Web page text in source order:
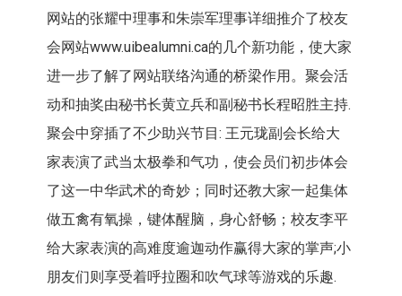
网站的张耀中理事和朱崇军理事详细推介了校友
会网站www.uibealumni.ca的几个新功能，使大家
进一步了解了网站联络沟通的桥梁作用。聚会活
动和抽奖由秘书长黄立兵和副秘书长程昭胜主持.
聚会中穿插了不少助兴节目: 王元珑副会长给大
家表演了武当太极拳和气功，使会员们初步体会
了这一中华武术的奇妙；同时还教大家一起集体
做五禽有氧操，键体醒脑，身心舒畅；校友李平
给大家表演的高难度逾迦动作赢得大家的掌声;小
朋友们则享受着呼拉圈和吹气球等游戏的乐趣.